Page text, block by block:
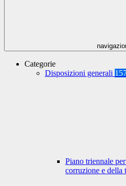
Categorie
Disposizioni generali
Piano triennale
corruzione e della